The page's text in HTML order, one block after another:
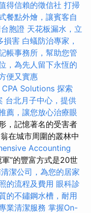
得信賴的徵信社 打掃
餐點外燴，讓賓客自
胞證 天花板漏水，立
損害 白蟻防治專家，
帳事務所，幫助您管
，為先人留下永恆的
便又實惠
Solutions 探索
台北月子中心，提供
薦，讓您放心治療眼
，記憶著名的受害者
在城市周圍的叢林中
Accounting
”的豐富方式是20世
潔公司，為您的居家
的流程及費用 眼科診
的不鏽鋼水槽，耐用
業清潔服務 掌握On-